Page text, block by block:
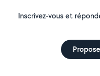
Inscrivez-vous et